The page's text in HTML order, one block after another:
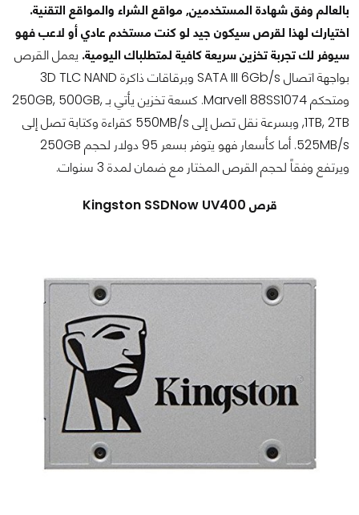
بالعالم وفق شهادة المستخدمين, مواقع الشراء والمواقع التقنية.
اختيارك لهذا لقرص سيكون جيد لو كنت مستخدم عادي أو لاعب فهو
سيوفر لك تجربة تخزين سريعة كافية لمتطلباك اليومية. يعمل القرص
بواجهة اتصال SATA III 6Gb/s وبرقاقات ذاكرة 3D TLC NAND
ومتحكم Marvell 88SS1074. كسعة تخزين يأتي بـ 250GB, 500GB,
1TB, 2TB, وبسرعة نقل تصل إلى 550MB/s كقراءة وكتابة تصل إلى
525MB/s. أما كأسعار فهو يتوفر بسعر 95 دولار لحجم 250GB
ويرتفع وفقاً لحجم القرص المختار مع ضمان لمدة 3 سنوات.
قرص Kingston SSDNow UV400